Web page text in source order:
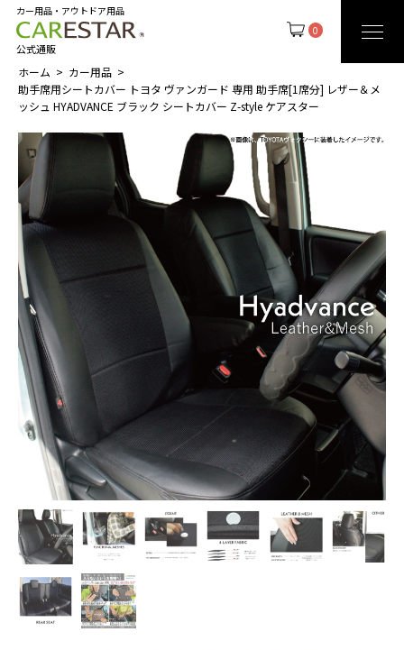
0
カー用品・アウトドア用品
公式通販
ホーム
カー用品
助手席用シートカバー トヨタ ヴァンガード 専用 助手席[1席分] レザー＆メ
ッシュ HYADVANCE ブラック シートカバー Z-style ケアスター